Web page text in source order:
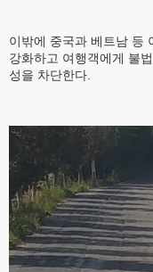
이밖에 중국과 베트남 등
강화하고 여행객에게 불
성을 차단한다.